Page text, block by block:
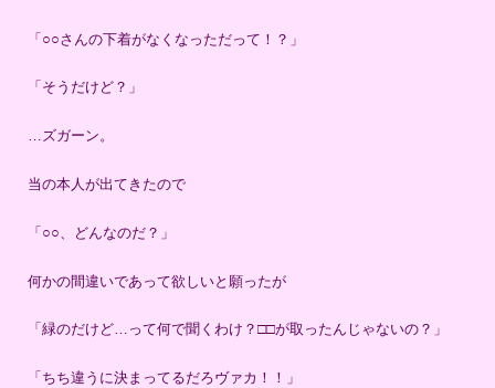
「○○さんの下着がなくなっただって！？」
「そうだけど？」
…ズガーン。
当の本人が出てきたので
「○○、どんなのだ？」
何かの間違いであって欲しいと願ったが
「緑のだけど…って何で聞くわけ？□□が取ったんじゃないの？」
「ちち違うに決まってるだろヴァカ！！」